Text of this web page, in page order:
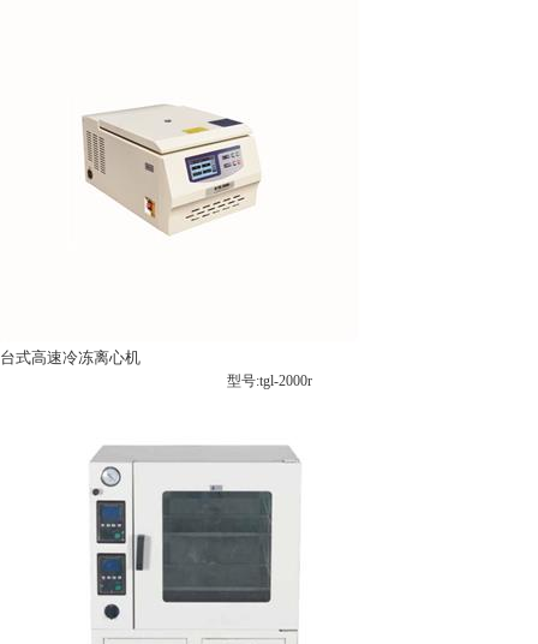
台式高速冷冻离心机
型号:tgl-2000r